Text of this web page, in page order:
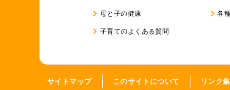
母と子の健康
子育てのよくある質問
各
サイトマップ このサイトについて リンク集